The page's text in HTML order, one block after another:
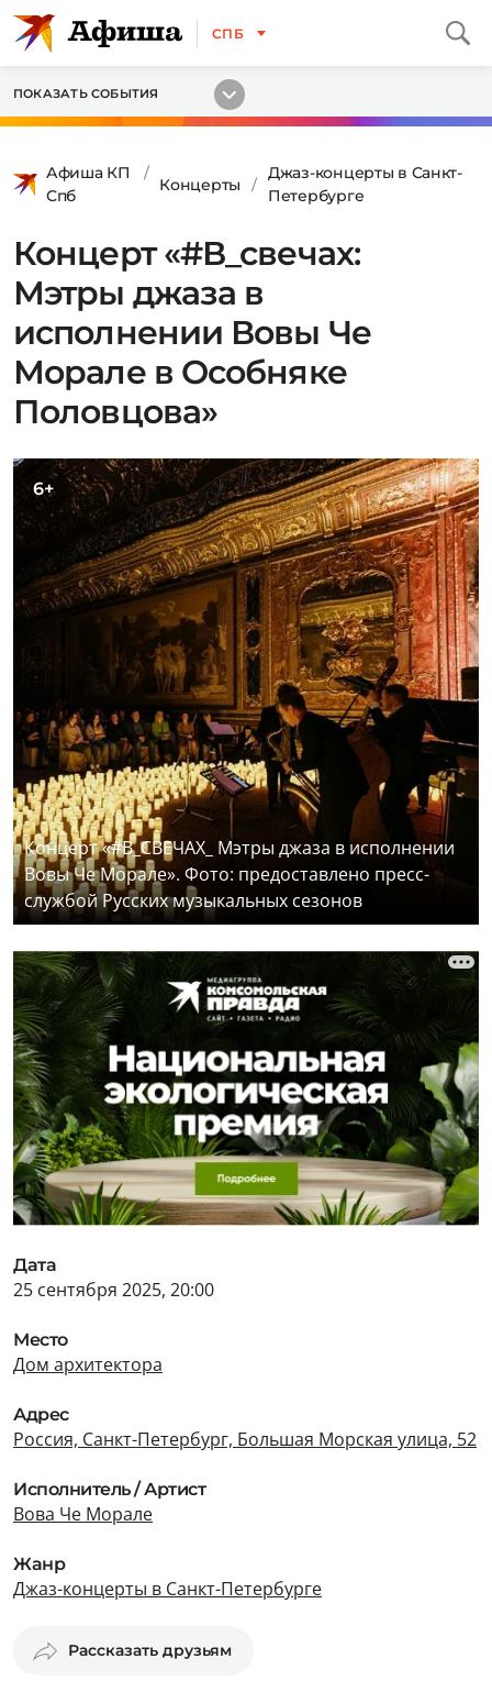
СПБ
ПОКАЗАТЬ СОБЫТИЯ
Афиша КП
Спб
Концерты
Джаз-концерты в Санкт-
Петербурге
Концерт «#В_свечах:
Мэтры джаза в
исполнении Вовы Че
Морале в Особняке
Половцова»
6+
Концерт «#В_СВЕЧАХ_ Мэтры джаза в исполнении
Вовы Че Морале». Фото: предоставлено пресс-
службой Русских музыкальных сезонов
Дата
25 сентября 2025, 20:00
Место
Дом архитектора
Адрес
Россия, Санкт-Петербург, Большая Морская улица, 52
Исполнитель / Артист
Вова Че Морале
Жанр
Джаз-концерты в Санкт-Петербурге
Рассказать друзьям